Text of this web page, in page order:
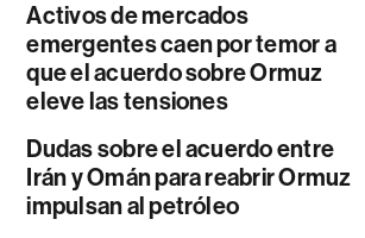
Activos de mercados
emergentes caen por temor a
que el acuerdo sobre Ormuz
eleve las tensiones
Dudas sobre el acuerdo entre
Irán y Omán para reabrir Ormuz
impulsan al petróleo